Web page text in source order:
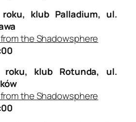
roku, klub Palladium, ul.
the Shadowsphere
roku, klub Rotunda, ul.
the Shadowsphere